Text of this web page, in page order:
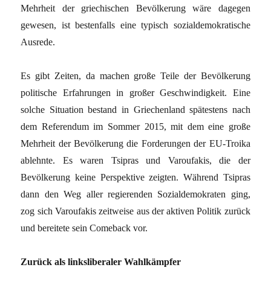
Mehrheit der griechischen Bevölkerung wäre dagegen
gewesen, ist bestenfalls eine typisch sozialdemokratische
Ausrede.
Es gibt Zeiten, da machen große Teile der Bevölkerung
politische Erfahrungen in großer Geschwindigkeit. Eine
solche Situation bestand in Griechenland spätestens nach
dem Referendum im Sommer 2015, mit dem eine große
Mehrheit der Bevölkerung die Forderungen der EU-Troika
ablehnte. Es waren Tsipras und Varoufakis, die der
Bevölkerung keine Perspektive zeigten. Während Tsipras
dann den Weg aller regierenden Sozialdemokraten ging,
zog sich Varoufakis zeitweise aus der aktiven Politik zurück
und bereitete sein Comeback vor.
Zurück als linksliberaler Wahlkämpfer